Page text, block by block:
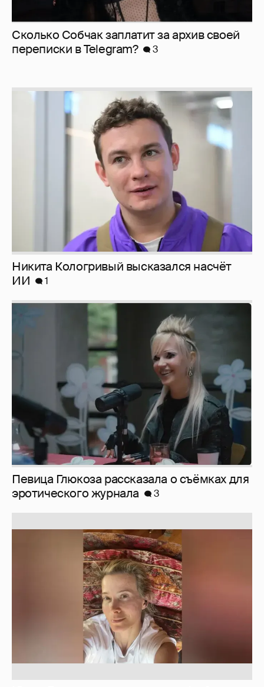
Сколько Собчак заплатит за архив своей
перeписки в Telegram?
3
Никита Кологривый высказался насчёт
ИИ
1
Певица Глюкоза рассказала о съёмках для
эротического журнала
3